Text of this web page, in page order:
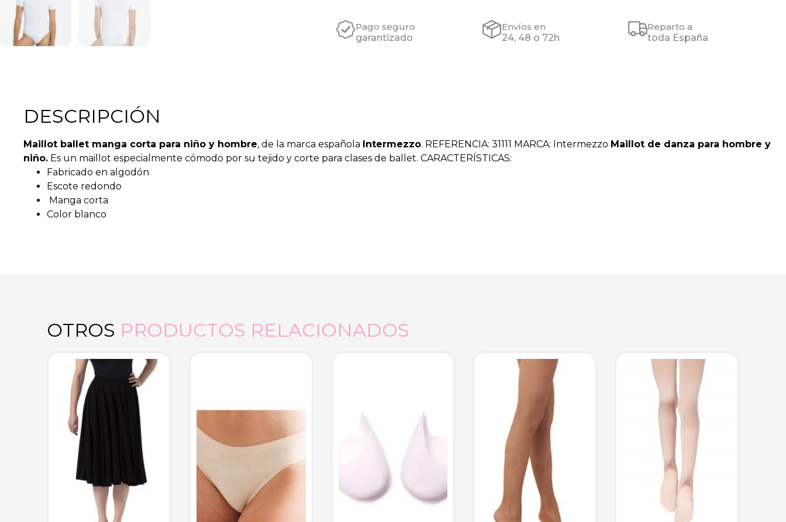
Pago seguro
garantizado
Envíos en
24, 48 o 72h
Reparto a
toda España
DESCRIPCIÓN
Maillot ballet manga corta para niño y hombre, de la marca española Intermezzo. REFERENCIA: 31111 MARCA: Intermezzo Maillot de danza para hombre y
niño. Es un maillot especialmente cómodo por su tejido y corte para clases de ballet. CARACTERÍSTICAS:
Fabricado en algodón
Escote redondo
Manga corta
Color blanco
OTROS PRODUCTOS RELACIONADOS